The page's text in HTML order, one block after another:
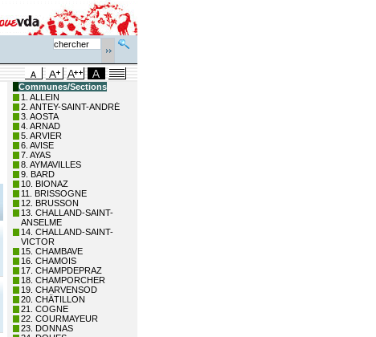
Communes/Sections
1. ALLEIN
2. ANTEY-SAINT-ANDRÉ
3. AOSTA
4. ARNAD
5. ARVIER
6. AVISE
7. AYAS
8. AYMAVILLES
9. BARD
10. BIONAZ
11. BRISSOGNE
12. BRUSSON
13. CHALLAND-SAINT-
ANSELME
14. CHALLAND-SAINT-
VICTOR
15. CHAMBAVE
16. CHAMOIS
17. CHAMPDEPRAZ
18. CHAMPORCHER
19. CHARVENSOD
20. CHÂTILLON
21. COGNE
22. COURMAYEUR
23. DONNAS